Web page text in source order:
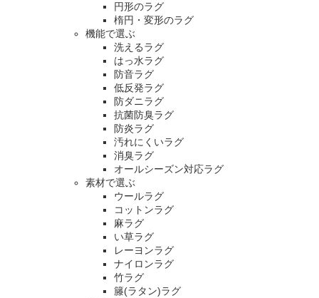
円形のラグ
楕円・変形のラグ
機能で選ぶ
洗えるラグ
はっ水ラグ
防音ラグ
低反発ラグ
防ダニラグ
抗菌防臭ラグ
防炎ラグ
汚れにくいラグ
消臭ラグ
オールシーズン対応ラグ
素材で選ぶ
ウールラグ
コットンラグ
麻ラグ
い草ラグ
レーヨンラグ
ナイロンラグ
竹ラグ
籐(ラタン)ラグ